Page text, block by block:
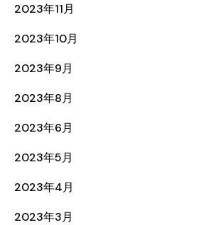
2023年11月
2023年10月
2023年9月
2023年8月
2023年6月
2023年5月
2023年4月
2023年3月